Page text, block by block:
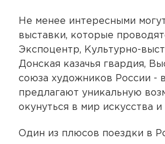
Не менее интересными
выставки, которые
Экспоцентр, Культурно-
Донская казачья гвардия,
союза художников России -
предлагают уникальную
окунуться в мир искусства и
Один из плюсов поездки в